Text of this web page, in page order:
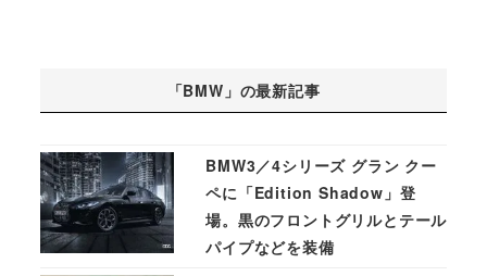
「BMW」の最新記事
BMW3／4シリーズ グラン クー
ペに「Edition Shadow」登
場。黒のフロントグリルとテール
パイプなどを装備